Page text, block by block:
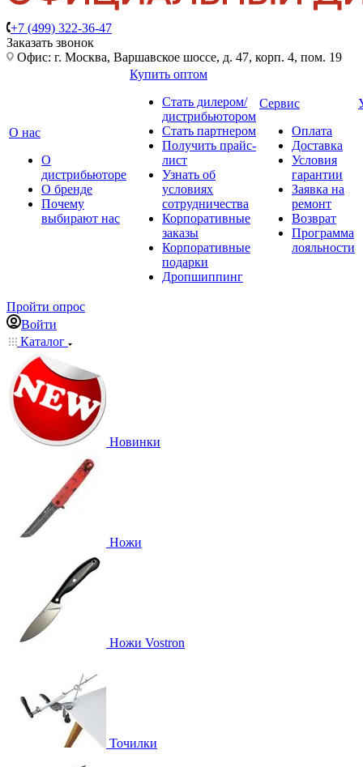
+7 (499) 322-36-47
Заказать звонок
Офис: г. Москва, Варшавское шоссе, д. 47, корп. 4, пом. 19
О нас
О
дистрибьюторе
О бренде
Почему
выбирают нас
Купить оптом
Стать дилером/
дистрибьютором
Стать партнером
Получить прайс-
лист
Узнать об
условиях
сотрудничества
Корпоративные
заказы
Корпоративные
подарки
Дропшиппинг
Сервис
Оплата
Доставка
Условия
гарантии
Заявка на
ремонт
Возврат
Программа
лояльности
Пройти опрос
Войти
Каталог
Новинки
Ножи
Ножи Vostron
Точилки